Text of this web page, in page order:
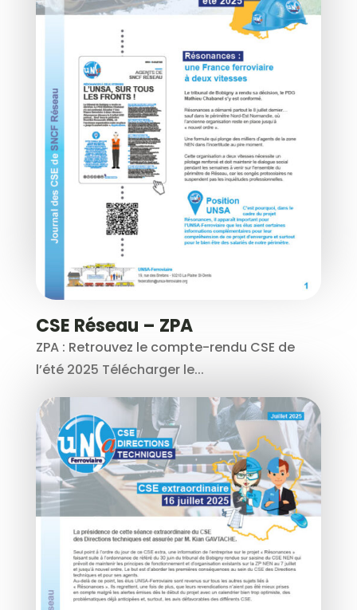
CSE Réseau – ZPA
ZPA : Retrouvez le compte-rendu CSE de
l’été 2025 Télécharger le...